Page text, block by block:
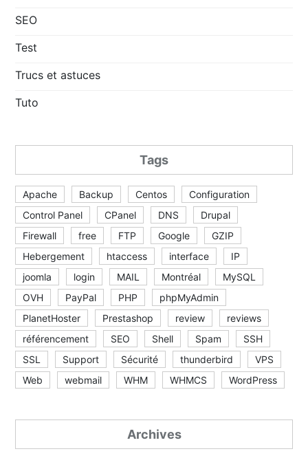
SEO
Test
Trucs et astuces
Tuto
Tags
Apache Backup Centos
Configuration
Control Panel
CPanel DNS
Drupal
Firewall
free FTP Google
GZIP
Hebergement
htaccess interface
IP
joomla
login MAIL Montréal
MySQL
OVH
PayPal PHP
phpMyAdmin
PlanetHoster
Prestashop review
reviews
référencement
SEO Shell Spam
SSH
SSL
Support Sécurité thunderbird
VPS
Web
webmail WHM WHMCS WordPress
Archives